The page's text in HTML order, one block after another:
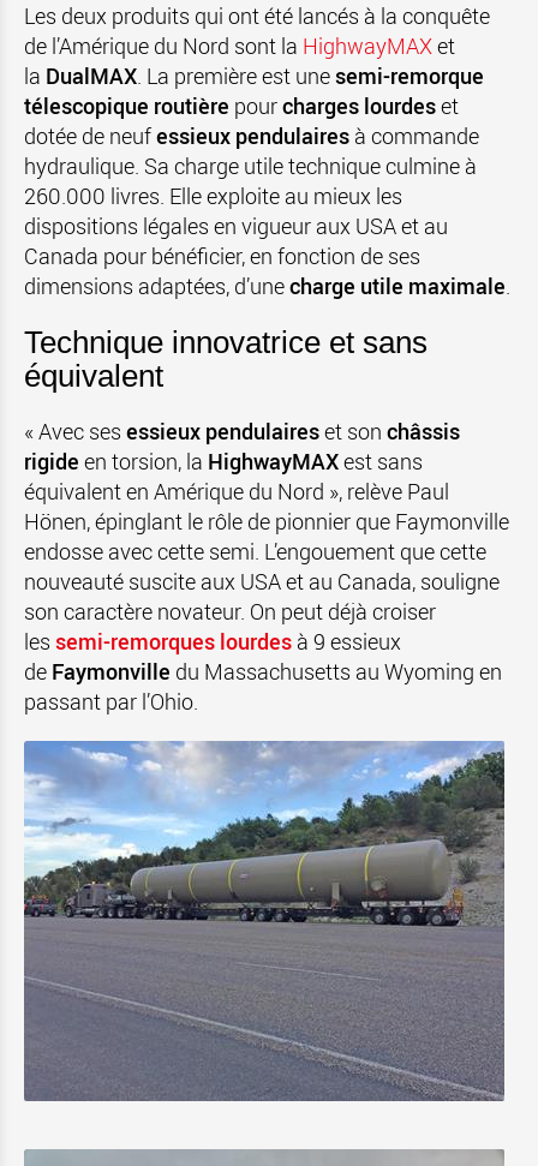
Les deux produits qui ont été lancés à la conquête
de l’Amérique du Nord sont la HighwayMAXet
la DualMAX. La première est unesemi-remorque
télescopique routière pourcharges lourdeset
dotée de neufessieux pendulaires à commande
hydraulique. Sa charge utile technique culmine à
260.000 livres. Elle exploite au mieux les
dispositions légales en vigueur aux USA et au
Canada pour bénéficier, en fonction de ses
dimensions adaptées, d’unecharge utile maximale.
Technique innovatrice et sans
équivalent
« Avec ses essieux pendulaireset son châssis
rigide en torsion, la HighwayMAXest sans
équivalent en Amérique du Nord », relève Paul
Hönen, épinglant le rôle de pionnier que Faymonville
endosse avec cette semi. L’engouement que cette
nouveauté suscite aux USA et au Canada, souligne
son caractère novateur. On peut déjà croiser
les semi-remorques lourdes à 9 essieux
de Faymonville du Massachusetts au Wyoming en
passant par l’Ohio.